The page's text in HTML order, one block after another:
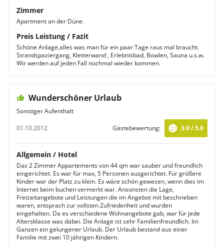
Zimmer
Apartment an der Düne.
Preis Leistung / Fazit
Schöne Anlage,alles was man für ein paar Tage raus mal braucht.
Strandspaziergang, Kletterwand , Erlebnisbad, Bowlen, Sauna u.s.w.
Wir werden auf jeden Fall nochmal wieder kommen.
Wunderschöner Urlaub
Sonstiger Aufenthalt
01.10.2012
Gästebewertung: 3.9 / 5.0
Allgemein / Hotel
Das 2 Zimmer Appartements von 44 qm war sauber und freundlich
eingerichtet. Es war für max, 5 Personen ausgerichtet. Für größere
Kinder war der Platz zu klein. Es wäre schön gewesen, wenn dies im
Internet beim buchen vermerkt war. Ansonsten die Lage,
Freizeitangebote und Leistungen die im Angebot mit beschrieben
waren, entsprach zur vollsten Zufriedenheit und wurden
eingehalten. Da es verschiedene Wohnangebote gab, war für jede
Altersklasse was dabei. Die Anlage ist sehr Familienfreundlich. Im
Ganzen ein gelungener Urlaub. Der Urlaub bestand aus einer
Familie mit zwei 10 jährigen Kindern.